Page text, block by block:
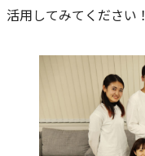
活用してみてください！